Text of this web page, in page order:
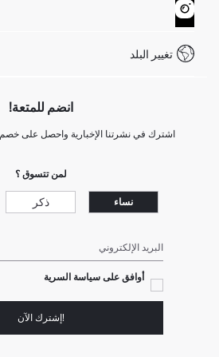
كيف يمكنك التسوق في ديفاكتو ؟
خدمة العملاء
تغيير البلد
انضم للمتعة!
اشترك في نشرتنا الإخبارية واحصل على خصم 10٪ على تسوقك الأول!
لمن تتسوق ؟
نساء ذكر
البريد الإلكتروني
أوافق على سياسة السرية
!إشترك الآن